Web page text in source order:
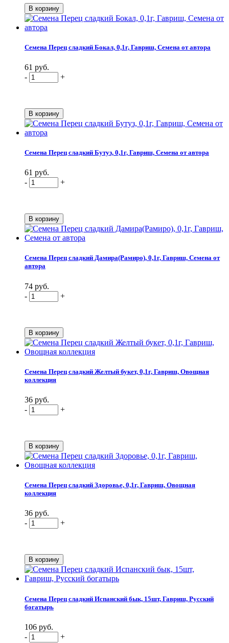
Семена Перец сладкий Бокал, 0,1г, Гавриш, Семена от автора
61 руб.
-
+
Семена Перец сладкий Бутуз, 0,1г, Гавриш, Семена от автора
61 руб.
-
+
Семена Перец сладкий Дамира(Рамиро), 0,1г, Гавриш, Семена от
автора
74 руб.
-
+
Семена Перец сладкий Желтый букет, 0,1г, Гавриш, Овощная
коллекция
36 руб.
-
+
Семена Перец сладкий Здоровье, 0,1г, Гавриш, Овощная
коллекция
36 руб.
-
+
Семена Перец сладкий Испанский бык, 15шт, Гавриш, Русский
богатырь
106 руб.
-
+